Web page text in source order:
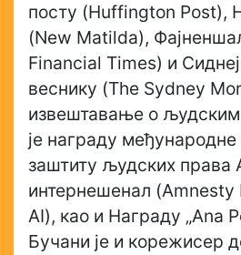
посту (Huffington Post),
(New Matilda),
Financial Times) и
веснику (The Sydney
извештавање о
је награду међународне
заштиту људских права
интернешенал (Amnesty
AI), као и Награду „Ana
Бучани је и корежисер